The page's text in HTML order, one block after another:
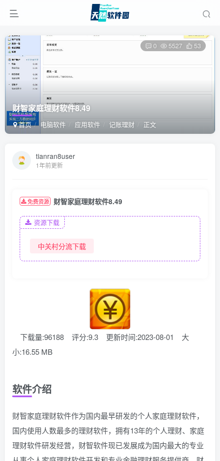
财智家庭理财软件8.49
首页 电脑软件 应用软件 记账理财 正文
0 5527 53
tianran8user
1年前更新
免费资源 财智家庭理财软件8.49
资源下载
中关村分流下载
下载量:96188 评分:9.3 更新时间:2023-08-01
大
小:16.55 MB
软件介绍
财智家庭理财软件作为国内最早研发的个人家庭理财软件，
国内使用人数最多的理财软件，拥有13年的个人理财、家庭
理财软件研发经营，财智软件现已发展成为国内最大的专业